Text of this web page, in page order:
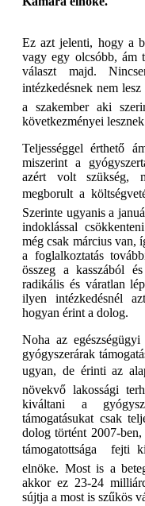
Ez azt jelenti, hogy a
vagy egy olcsóbb, ám
választ majd.
intézkedésnek nem lesz
a szakember aki
következményei
Teljességgel érthető
miszerint a
azért volt szükség,
megborult a
Szerinte ugyanis a
indoklással
még csak március van,
a foglalkoztatás
összeg a kasszából
radikális és váratlan
ilyen intézkedésnél
hogyan érint a dolog.
Noha az
gyógyszerárak
ugyan, de érinti az
növekvő lakossági
kiváltani a
támogatásukat csak
dolog történt 2007-
támogatottsága  fejti
elnöke. Most is a
akkor ez 23-24
sújtja a most is szűkös